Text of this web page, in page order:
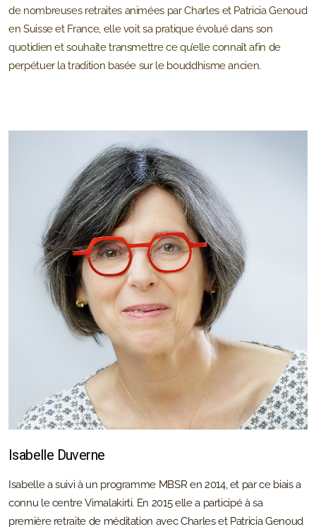
de nombreuses retraites animées par Charles et Patricia Genoud
en Suisse et France, elle voit sa pratique évolué dans son
quotidien et souhaite transmettre ce qu’elle connaît afin de
perpétuer la tradition basée sur le bouddhisme ancien.
Isabelle Duverne
Isabelle a suivi à un programme MBSR en 2014, et par ce biais a
connu le centre Vimalakirti. En 2015 elle a participé à sa
première retraite de méditation avec Charles et Patricia Genoud